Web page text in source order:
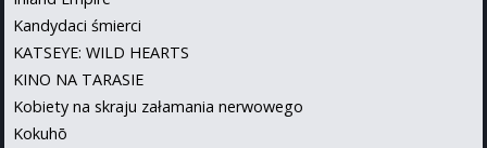
Kandydaci śmierci
KATSEYE: WILD HEARTS
KINO NA TARASIE
Kobiety na skraju załamania nerwowego
Kokuhō